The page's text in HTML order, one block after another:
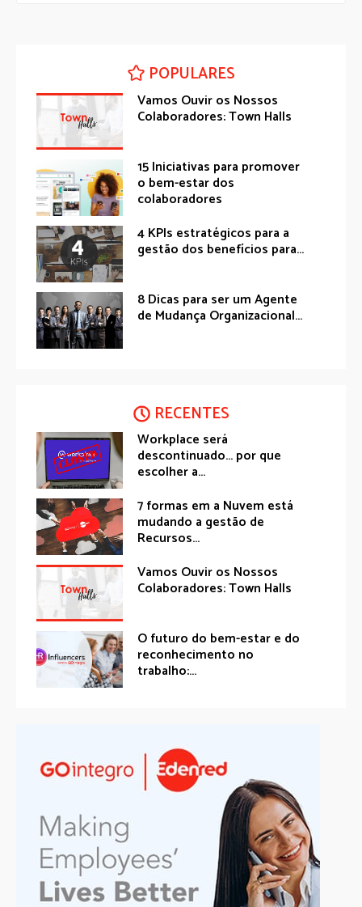
POPULARES
Vamos Ouvir os Nossos
Colaboradores: Town Halls
15 Iniciativas para promover
o bem-estar dos
colaboradores
4 KPIs estratégicos para a
gestão dos benefícios para...
8 Dicas para ser um Agente
de Mudança Organizacional...
RECENTES
Workplace será
descontinuado… por que
escolher a...
7 formas em a Nuvem está
mudando a gestão de
Recursos...
Vamos Ouvir os Nossos
Colaboradores: Town Halls
O futuro do bem-estar e do
reconhecimento no
trabalho:...